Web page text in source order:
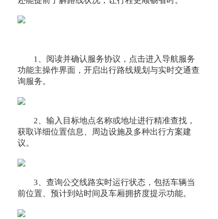
1、阅读并确认服务协议，点击进入导航服务
功能主操作界面，开启出行路线规划与实时交通查
询服务。
2、输入目标地点名称或地址进行精准查找，
获取详细位置信息、周边设施及多种出行方案建
议。
3、查询公交线路实时运行状态，包括车辆当
前位置、预计到站时间及车厢拥挤度提示功能。